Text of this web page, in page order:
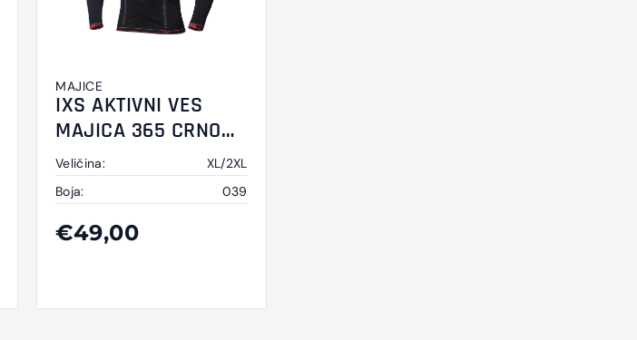
MAJICE
IXS AKTIVNI VES
MAJICA 365 CRNO
SIVI
Veličina:
XL/2XL
Boja:
039
€49,00